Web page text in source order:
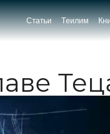
Статьи Теилим